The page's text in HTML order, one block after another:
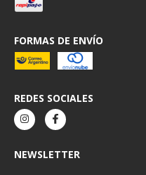
FORMAS DE ENVÍO
REDES SOCIALES
NEWSLETTER